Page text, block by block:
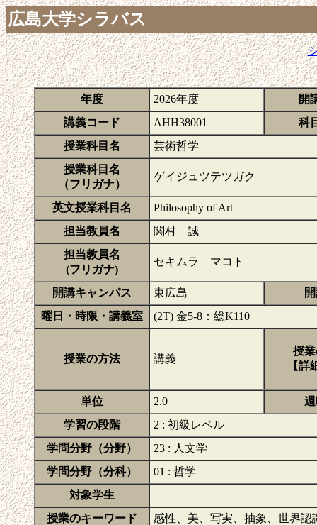
広島大学シラバス
年度 2026年度
開
講義コード
AHH38001
科
授業科目名
芸術哲学
授業科目名
（フリガナ）
ゲイジュツテツガク
英文授業科目名
Philosophy of Art
担当教員名
関村 誠
担当教員名
(フリガナ)
セキムラ マコト
開講キャンパス 東広島
曜日・時限・講義室
(2T) 金5-8：総K110
授業の方法 講義
授
【詳
単位 2.0
学習の段階
2 : 初級レベル
学問分野（分野）
23 : 人文学
学問分野（分科）
01 : 哲学
対象学生
授業のキーワード
感性、美、写実、抽象、世界